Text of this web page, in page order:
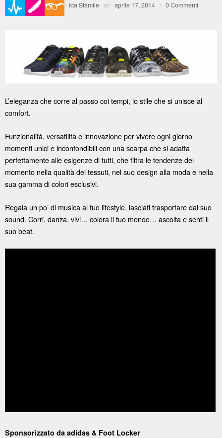
· Ida Stamile on aprile 17, 2014 / 0 Commenti
L’eleganza che corre al passo coi tempi, lo stile che si unisce al
comfort.
Funzionalità, versatilità e innovazione per vivere ogni giorno
momenti unici e inconfondibili con una scarpa che si adatta
perfettamente alle esigenze di tutti, che filtra le tendenze del
momento nella qualità dei tessuti, nel suo design alla moda e nella
sua gamma di colori esclusivi.
Regala un po’ di musica al tuo lifestyle, lasciati trasportare dal suo
sound. Corri, danza, vivi… colora il tuo mondo… ascolta e senti il
suo beat.
Sponsorizzato da adidas & Foot Locker